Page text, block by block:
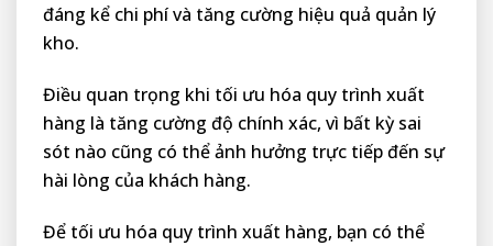
đáng kể chi phí và tăng cường hiệu quả quản lý
kho.
Điều quan trọng khi tối ưu hóa quy trình xuất
hàng là tăng cường độ chính xác, vì bất kỳ sai
sót nào cũng có thể ảnh hưởng trực tiếp đến sự
hài lòng của khách hàng.
Để tối ưu hóa quy trình xuất hàng, bạn có thể